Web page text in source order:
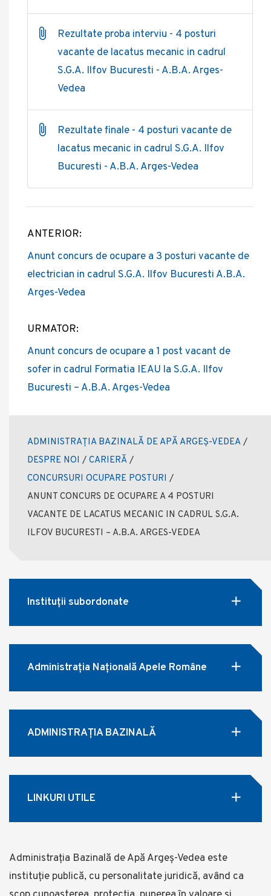
Rezultate proba interviu - 4 posturi
vacante de lacatus mecanic in cadrul
S.G.A. Ilfov Bucuresti - A.B.A. Arges-
Vedea
Rezultate finale - 4 posturi vacante de
lacatus mecanic in cadrul S.G.A. Ilfov
Bucuresti - A.B.A. Arges-Vedea
Post
navigation
ANTERIOR:
Anunt concurs de ocupare a 3 posturi vacante de
electrician in cadrul S.G.A. Ilfov Bucuresti A.B.A.
Arges-Vedea
URMATOR:
Anunt concurs de ocupare a 1 post vacant de
sofer in cadrul Formatia IEAU la S.G.A. Ilfov
Bucuresti – A.B.A. Arges-Vedea
ADMINISTRAȚIA BAZINALĂ DE APĂ ARGEȘ-VEDEA /
DESPRE NOI / CARIERĂ /
CONCURSURI OCUPARE POSTURI /
ANUNT CONCURS DE OCUPARE A 4 POSTURI
VACANTE DE LACATUS MECANIC IN CADRUL S.G.A.
ILFOV BUCURESTI – A.B.A. ARGES-VEDEA
Instituții subordonate
Administrația Națională Apele Române
ADMINISTRAȚIA BAZINALĂ
LINKURI UTILE
Administrația Bazinală de Apă Argeș-Vedea este
instituție publică, cu personalitate juridică, având ca